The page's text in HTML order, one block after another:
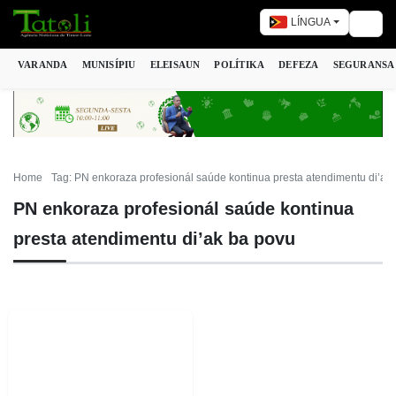
LÍNGUA
VARANDA MUNISÍPIU ELEISAUN POLÍTIKA DEFEZA SEGURANSA
Home Tag: PN enkoraza profesionál saúde kontinua presta atendimentu di’ak
PN enkoraza profesionál saúde kontinua
presta atendimentu di’ak ba povu